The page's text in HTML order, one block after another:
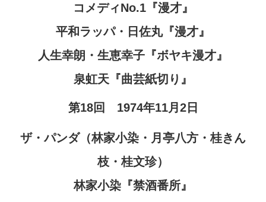
コメディNo.1『漫才』
平和ラッパ・日佐丸『漫才』
人生幸朗・生恵幸子『ボヤキ漫才』
泉虹天『曲芸紙切り』
第18回 1974年11月2日
ザ・パンダ（林家小染・月亭八方・桂きん
枝・桂文珍）
林家小染『禁酒番所』